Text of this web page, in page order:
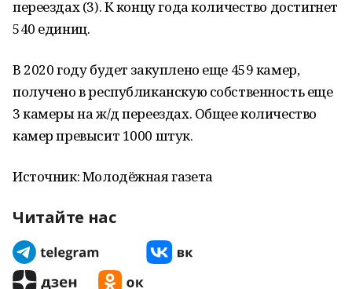
переездах (3). К концу года количество достигнет
540 единиц.
В 2020 году будет закуплено еще 459 камер,
получено в республиканскую собственность еще
3 камеры на ж/д переездах. Общее количество
камер превысит 1000 штук.
Источник: Молодёжная газета
Читайте нас